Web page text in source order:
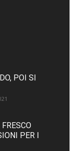
POI SI
PER I